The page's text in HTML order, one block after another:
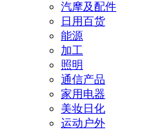
汽摩及配件
日用百货
能源
加工
照明
通信产品
家用电器
美妆日化
运动户外